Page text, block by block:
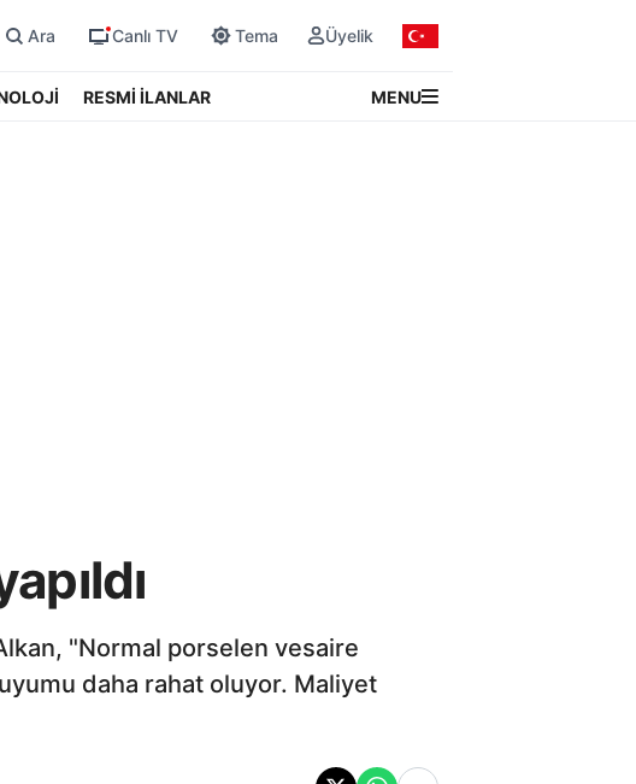
Ara Canlı TV Tema Üyelik
RESMİ İLANLAR MENU
"Normal porselen vesaire
daha rahat oluyor. Maliyet